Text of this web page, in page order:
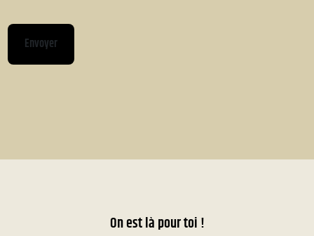
Envoyer
On est là pour toi !